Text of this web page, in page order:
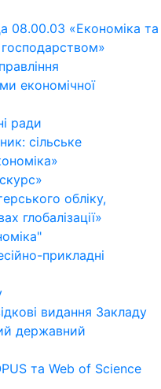
08.00.03 «Економіка та
економічної
ради
сільське
обліку,
глобалізації»
прикладні
видання Закладу
державний
та Web of Science